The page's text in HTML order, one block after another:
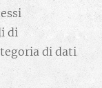
di
di dati